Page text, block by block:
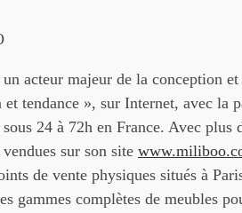
acteur majeur de la conception et
tendance », sur Internet, avec la
24 à 72h en France. Avec plus
sur son site
de vente physiques situés à
gammes complètes de meubles